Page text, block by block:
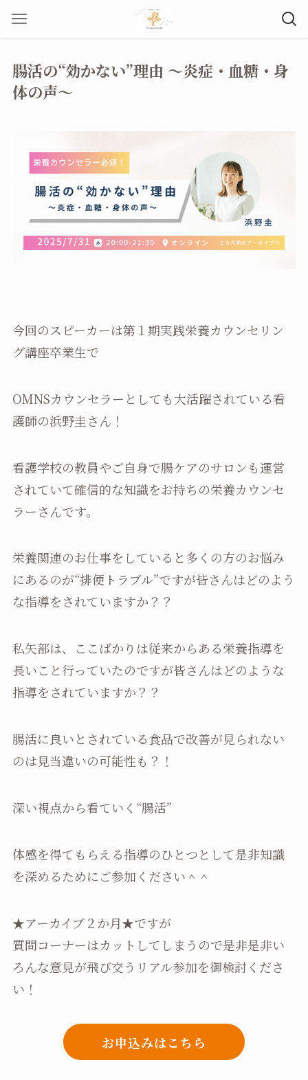
腸活の“効かない”理由 ～炎症・血糖・身
体の声～
今回のスピーカーは第１期実践栄養カウンセリン
グ講座卒業生で
OMNSカウンセラーとしても大活躍されている看
護師の浜野圭さん！
看護学校の教員やご自身で腸ケアのサロンも運営
されていて確信的な知識をお持ちの栄養カウンセ
ラーさんです。
栄養関連のお仕事をしていると多くの方のお悩み
にあるのが“排便トラブル”ですが皆さんはどのよう
な指導をされていますか？？
私矢部は、ここばかりは従来からある栄養指導を
長いこと行っていたのですが皆さんはどのような
指導をされていますか？？
腸活に良いとされている食品で改善が見られない
のは見当違いの可能性も？！
深い視点から看ていく“腸活”
体感を得てもらえる指導のひとつとして是非知識
を深めるためにご参加ください＾＾
★アーカイブ２か月★ですが
質問コーナーはカットしてしまうので是非是非い
ろんな意見が飛び交うリアル参加を御検討くださ
い！
お申込みはこちら